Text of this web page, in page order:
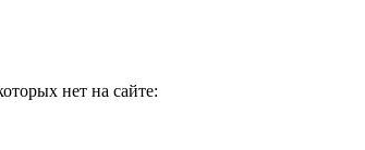
нет на сайте: